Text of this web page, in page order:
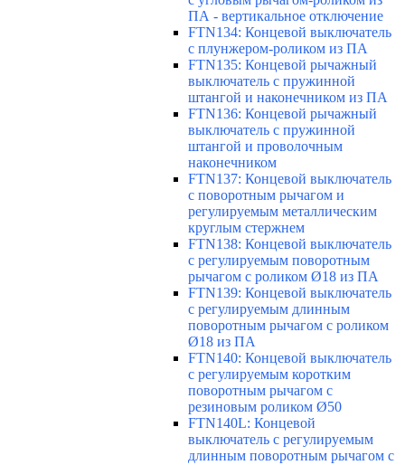
ПА - вертикальное отключение
FTN134: Концевой выключатель
с плунжером-роликом из ПА
FTN135: Концевой рычажный
выключатель с пружинной
штангой и наконечником из ПА
FTN136: Концевой рычажный
выключатель с пружинной
штангой и проволочным
наконечником
FTN137: Концевой выключатель
с поворотным рычагом и
регулируемым металлическим
круглым стержнем
FTN138: Концевой выключатель
с регулируемым поворотным
рычагом с роликом Ø18 из ПА
FTN139: Концевой выключатель
с регулируемым длинным
поворотным рычагом с роликом
Ø18 из ПА
FTN140: Концевой выключатель
с регулируемым коротким
поворотным рычагом с
резиновым роликом Ø50
FTN140L: Концевой
выключатель с регулируемым
длинным поворотным рычагом с